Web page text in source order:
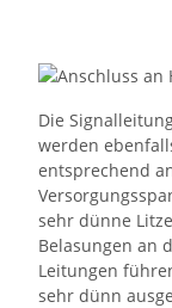
Die
werden
entsprechend
sehr dünne
Belasungen an
Leitungen
sehr dünn